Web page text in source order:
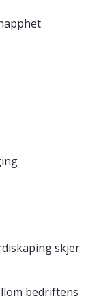
skjer
bedriftens